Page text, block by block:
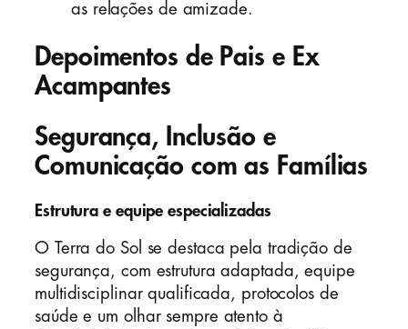
as relações de amizade.
Depoimentos de Pais e Ex
Acampantes
Segurança, Inclusão e
Comunicação com as Famílias
Estrutura e equipe especializadas
O Terra do Sol se destaca pela tradição de
segurança, com estrutura adaptada, equipe
multidisciplinar qualificada, protocolos de
saúde e um olhar sempre atento à